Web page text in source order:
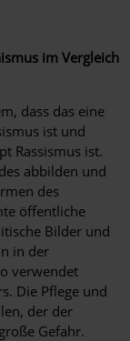
im Vergleich
dass das eine
ist und
Rassismus ist.
abbilden und
des
öffentliche
Bilder und
in der
verwendet
Die Pflege und
der der
Gefahr.